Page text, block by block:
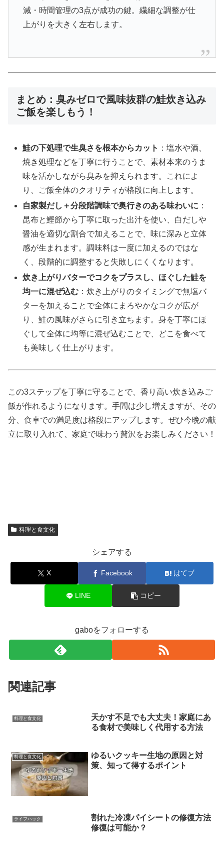
減・時間管理の3点が成功の鍵。繊細な調整が仕
上がりを大きく左右します。
まとめ：臭みゼロで風味抜群の鮭炊き込み
ご飯を楽しもう！
鮭の下処理で生臭さを根本からカット ：塩水や酒、
焼き処理などを丁寧に行うことで、素材本来のうま
味を活かしながら臭みを抑えられます。これによ
り、ご飯全体のクオリティが格段に向上します。
自家製だし＋分段階調味で奥行きのある味わいに ：
昆布と鰹節から丁寧に取った出汁を使い、白だしや
醤油を適切な割合で加えることで、味に深みと立体
感が生まれます。調味料は一度に加えるのではな
く、段階的に調整すると失敗しにくくなります。
炊き上がりバターでコクをプラスし、ほぐした鮭を
均一に混ぜ込む ：炊き上がりのタイミングで無塩バ
ターを加えることで全体にまろやかなコクが広が
り、鮭の風味がさらに引き立ちます。身を丁寧にほ
ぐして全体に均等に混ぜ込むことで、どこを食べて
も美味しく仕上がります。
この3ステップを丁寧に守ることで、香り高い炊き込みご
飯が作れるようになります。手間は少し増えますが、その
分、食卓での満足度は格段にアップします。ぜひ今晩の献
立に取り入れて、家庭で味わう贅沢をお楽しみください！
料理と食文化
シェアする
X Facebook はてブ
LINE コピー
gaboをフォローする
関連記事
料理と食文化
天かす不足でも大丈夫！家庭にあ
る食材で美味しく代用する方法
料理と食文化
ゆるいクッキー生地の原因と対
策、知って得するポイント
ライフハック
割れた冷凍パイシートの修復方法
修復は可能か？